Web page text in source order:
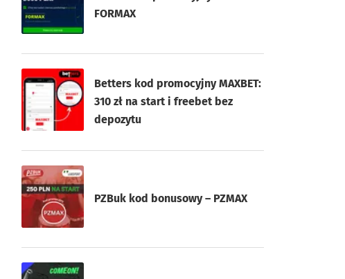
FORMAX
Betters kod promocyjny MAXBET:
310 zł na start i freebet bez
depozytu
PZBuk kod bonusowy – PZMAX